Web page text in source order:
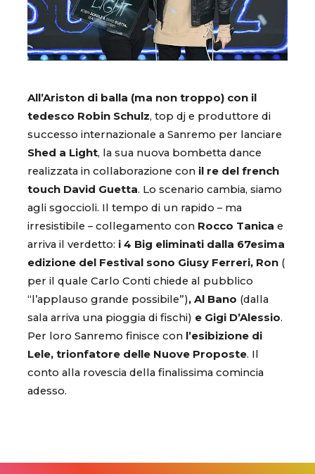
All’Ariston di balla (ma non troppo) con il
tedesco Robin Schulz, top dj e produttore di
successo internazionale a Sanremo per lanciare
Shed a Light, la sua nuova bombetta dance
realizzata in collaborazione con il re del french
touch David Guetta. Lo scenario cambia, siamo
agli sgoccioli. Il tempo di un rapido – ma
irresistibile – collegamento con Rocco Tanica e
arriva il verdetto: i 4 Big eliminati dalla 67esima
edizione del Festival sono Giusy Ferreri, Ron (
per il quale Carlo Conti chiede al pubblico
“l’applauso grande possibile”), Al Bano (dalla
sala arriva una pioggia di fischi) e Gigi D’Alessio.
Per loro Sanremo finisce con l’esibizione di
Lele, trionfatore delle Nuove Proposte. Il
conto alla rovescia della finalissima comincia
adesso.